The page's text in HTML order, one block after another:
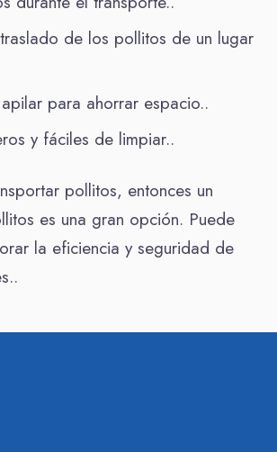
de los pollitos de un lugar
para ahorrar espacio..
y fáciles de limpiar..
pollitos, entonces un
es una gran opción. Puede
la eficiencia y seguridad de